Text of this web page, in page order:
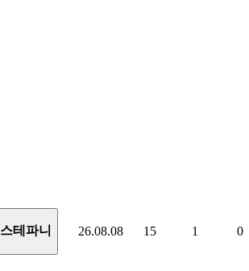
스테파니 26.08.08 15 1 0